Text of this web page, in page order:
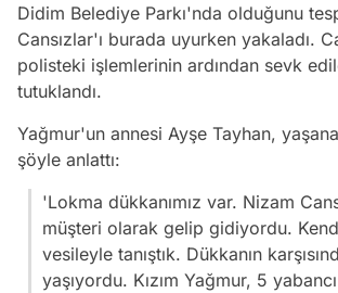
Didim Belediye Parkı'nda olduğunu
Cansızlar'ı burada uyurken yakaladı.
polisteki işlemlerinin ardından sevk
tutuklandı.
Yağmur'un annesi Ayşe Tayhan,
şöyle anlattı:
'Lokma dükkanımız var. Nizam
müşteri olarak gelip gidiyordu.
vesileyle tanıştık. Dükkanın
yaşıyordu. Kızım Yağmur, 5